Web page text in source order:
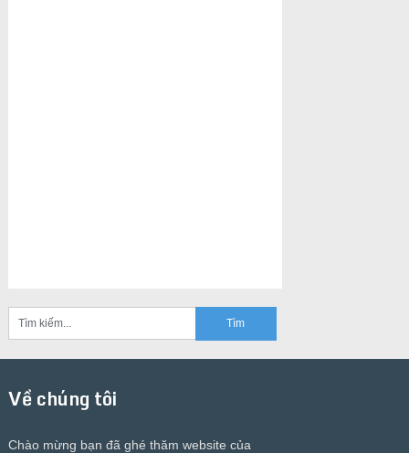
Về chúng tôi
Chào mừng bạn đã ghé thăm website của